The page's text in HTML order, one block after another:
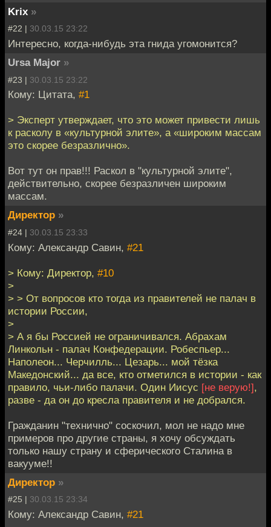
Krix »
#22 | 30.03.15 23:22
Интересно, когда-нибудь эта гнида угомонится?
Ursa Major »
#23 | 30.03.15 23:22
Кому: Цитата, #1
> Эксперт утверждает, что это может привести лишь
к расколу в «культурной элите», а «широким массам
это скорее безразлично».
Вот тут он прав!!! Раскол в "культурной элите",
действительно, скорее безразличен широким
массам.
Директор »
#24 | 30.03.15 23:33
Кому: Александр Савин, #21
> Кому: Директор, #10
>
> > От вопросов кто тогда из правителей не палач в
истории России,
>
> А я бы Россией не ограничивался. Абрахам
Линкольн - палач Конфедерации. Робеспьер...
Наполеон... Черчилль... Цезарь... мой тёзка
Македонский... да все, кто отметился в истории - как
правило, чьи-либо палачи. Один Иисус [не верую!],
разве - да он до кресла правителя и не добрался.
Гражданин "технично" соскочил, мол не надо мне
примеров про другие страны, я хочу обсуждать
только нашу страну и сферического Сталина в
вакууме!!
Директор »
#25 | 30.03.15 23:34
Кому: Александр Савин, #21